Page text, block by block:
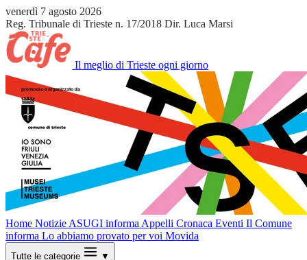
venerdì 7 agosto 2026
Reg. Tribunale di Trieste n. 17/2018 Dir. Luca Marsi
Il meglio di Trieste ogni giorno
Home Notizie ASUGI informa Appelli Cronaca Eventi Il Comune
informa Lo abbiamo provato per voi Movida
Tutte le categorie ▼